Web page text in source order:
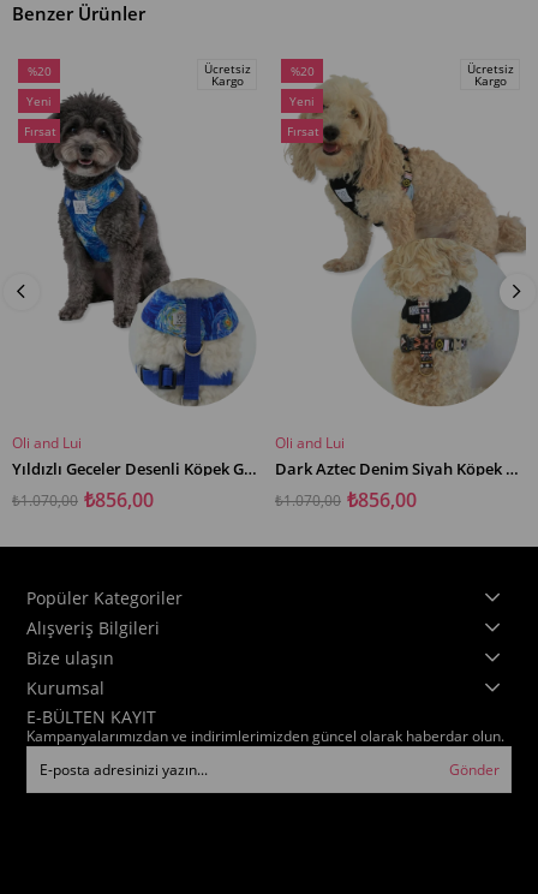
Benzer Ürünler
SEPETE EKLE
%20
İndirim
%20İndirim
Yeni
Ürün
Fırsat
Ürünü
Ücretsiz
Kargo
Oli and Lui
Yıldızlı Geceler Desenli Köpek Göğüs Tasması – Mesh Astar
₺856,00
₺1.070,00
SEPETE EKLE
%20
İndirim
%20İndirim
Yeni
Ürün
Fırsat
Ürünü
Ücretsiz
Kargo
Oli and Lui
Dark Aztec Denim Siyah Köpek Göğüs Tasması – Mesh Astar
₺856,00
₺1.070,00
Popüler Kategoriler
Alışveriş Bilgileri
Bize ulaşın
Kurumsal
E-BÜLTEN KAYIT
Kampanyalarımızdan ve indirimlerimizden güncel olarak haberdar olun.
Gönder